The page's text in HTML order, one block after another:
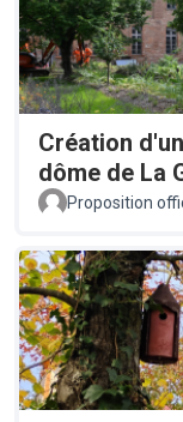
Création
dôme de La
Proposition